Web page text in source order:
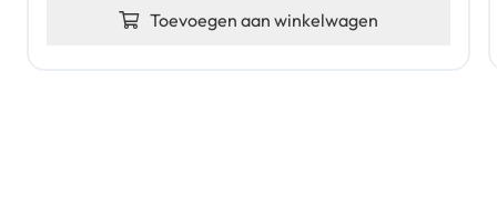
Toevoegen aan winkelwagen